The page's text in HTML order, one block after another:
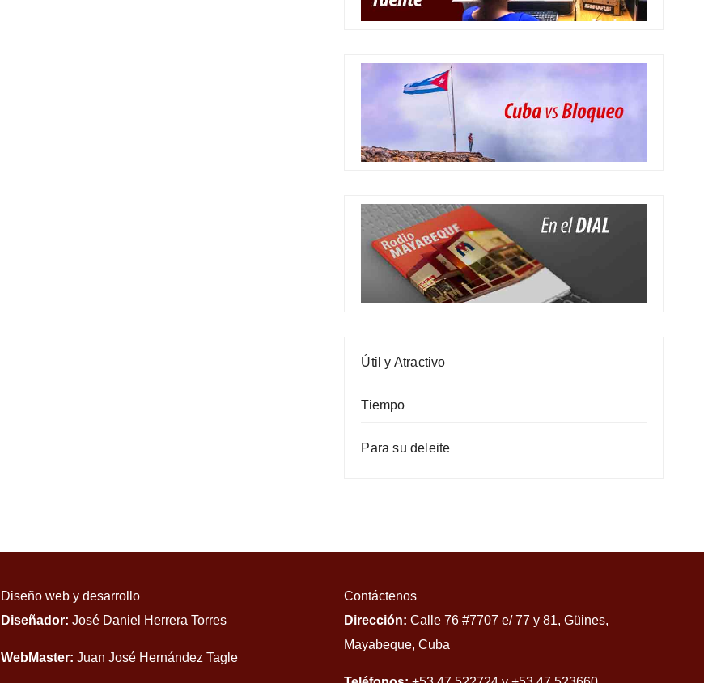
Útil y Atractivo
Tiempo
Para su deleite
Diseño web y desarrollo
Diseñador: José Daniel Herrera Torres
WebMaster: Juan José Hernández Tagle
Contáctenos
Dirección: Calle 76 #7707 e/ 77 y 81, Güines,
Mayabeque, Cuba